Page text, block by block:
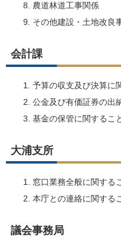
農道林道工事関係
その他建設・土地改良
会計課
予算の収支及び決算に
公金及び有価証券の出
基金の保管に関するこ
大浦支所
窓口業務全般に関する
本庁との連絡に関する
議会事務局